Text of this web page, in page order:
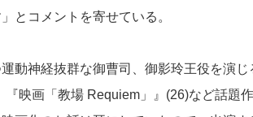
とコメントを寄せている。
動神経抜群な御曹司、御影玲王役を演じ
映画「教場 Requiem」』(26)など話題